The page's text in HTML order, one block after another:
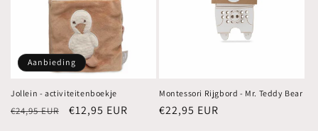
Aanbieding
Jollein - activiteitenboekje
Normale
€24,95 EUR Aanbiedingsprijs
€12,95 EUR
Montessori Rijgbord - Mr. Teddy Bear
Normale
€22,95 EUR